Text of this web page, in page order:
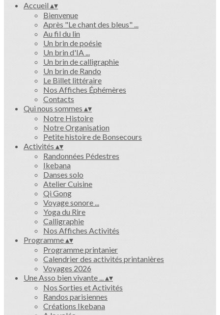
Accueil▴▾
Bienvenue
Après "Le chant des bleus" ...
Au fil du lin
Un brin de poésie
Un brin d'IA ...
Un brin de calligraphie
Un brin de Rando
Le Billet littéraire
Nos Affiches Éphémères
Contacts
Qui nous sommes ▴▾
Notre Histoire
Notre Organisation
Petite histoire de Bonsecours
Activités ▴▾
Randonnées Pédestres
Ikebana
Danses solo
Atelier Cuisine
Qi Gong
Voyage sonore ...
Yoga du Rire
Calligraphie
Nos Affiches Activités
Programme▴▾
Programme printanier
Calendrier des activités printanières
Voyages 2026
Une Asso bien vivante ...▴▾
Nos Sorties et Activités
Randos parisiennes
Créations Ikebana